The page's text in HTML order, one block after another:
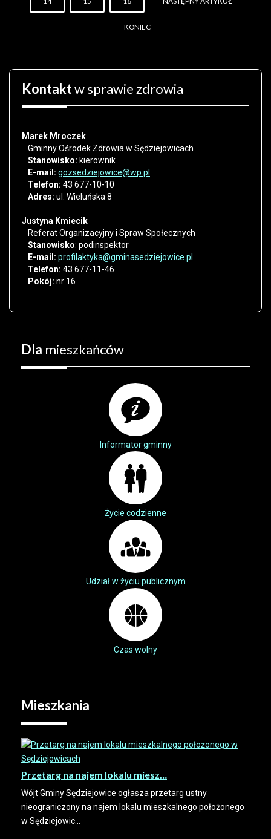
KONIEC
Kontaktw sprawie zdrowia
Marek Mroczek
Gminny Ośrodek Zdrowia w Sędziejowicach
Stanowisko: kierownik
E-mail: gozsedziejowice@wp.pl
Telefon: 43 677-10-10
Adres: ul. Wieluńska 8
Justyna Kmiecik
Referat Organizacyjny i Spraw Społecznych
Stanowisko: podinspektor
E-mail: profilaktyka@gminasedziejowice.pl
Telefon: 43 677-11-46
Pokój: nr 16
Dla mieszkańców
Informator gminny
Życie codzienne
Udział w życiu publicznym
Czas wolny
Mieszkania
Przetarg na najem lokalu miesz…
Wójt Gminy Sędziejowice ogłasza przetarg ustny
nieograniczony na najem lokalu mieszkalnego położonego
w Sędziejowic...